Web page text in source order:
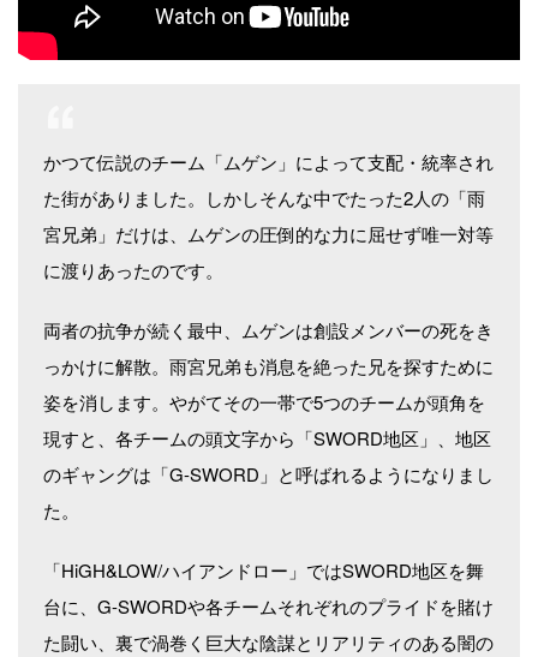
かつて伝説のチーム「ムゲン」によって支配・統率され
た街がありました。しかしそんな中でたった2人の「雨
宮兄弟」だけは、ムゲンの圧倒的な力に屈せず唯一対等
に渡りあったのです。
両者の抗争が続く最中、ムゲンは創設メンバーの死をき
っかけに解散。雨宮兄弟も消息を絶った兄を探すために
姿を消します。やがてその一帯で5つのチームが頭角を
現すと、各チームの頭文字から「SWORD地区」、地区
のギャングは「G-SWORD」と呼ばれるようになりまし
た。
「HiGH&LOW/ハイアンドロー」ではSWORD地区を舞
台に、G-SWORDや各チームそれぞれのプライドを賭け
た闘い、裏で渦巻く巨大な陰謀とリアリティのある闇の